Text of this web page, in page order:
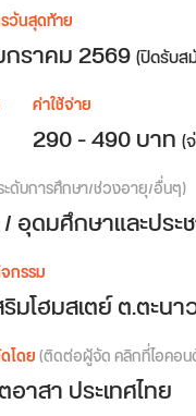
วันสุดท้าย
ราคม 2569(ปิดรับส
ค่าใช้จ่าย
290 - 490 บาท (
ะดับการศึกษา/ช่วงอายุ/อื่นๆ)
อุดมศึกษาและประ
กรรม
มโฮมสเตย์ ต.ตะน
โดย(ติดต่อผู้จัด คลิกที่ไอคอน
าสา ประเทศไทย